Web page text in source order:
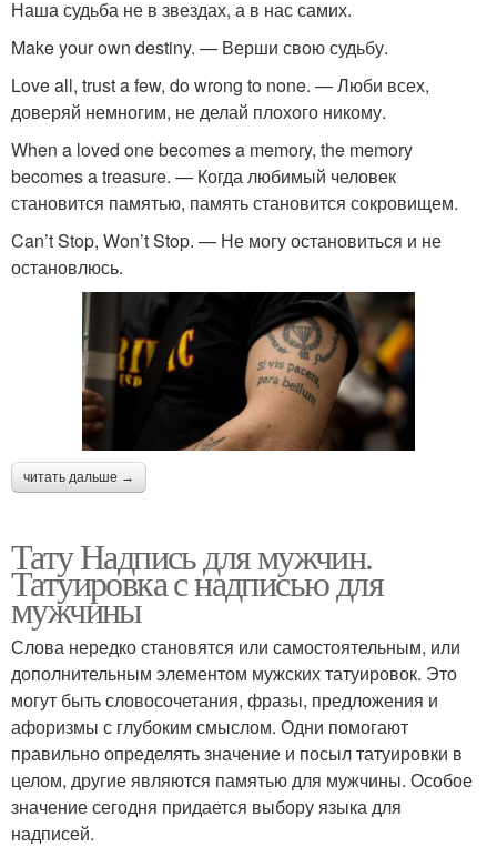
Наша судьба не в звездах, а в нас самих.
Make your own destiny. — Верши свою судьбу.
Love all, trust a few, do wrong to none. — Люби всех,
доверяй немногим, не делай плохого никому.
When a loved one becomes a memory, the memory
becomes a treasure. — Когда любимый человек
становится памятью, память становится сокровищем.
Can’t Stop, Won’t Stop. — Не могу остановиться и не
остановлюсь.
читать дальше →
Тату Надпись для мужчин.
Татуировка с надписью для
мужчины
Слова нередко становятся или самостоятельным, или
дополнительным элементом мужских татуировок. Это
могут быть словосочетания, фразы, предложения и
афоризмы с глубоким смыслом. Одни помогают
правильно определять значение и посыл татуировки в
целом, другие являются памятью для мужчины. Особое
значение сегодня придается выбору языка для
надписей.